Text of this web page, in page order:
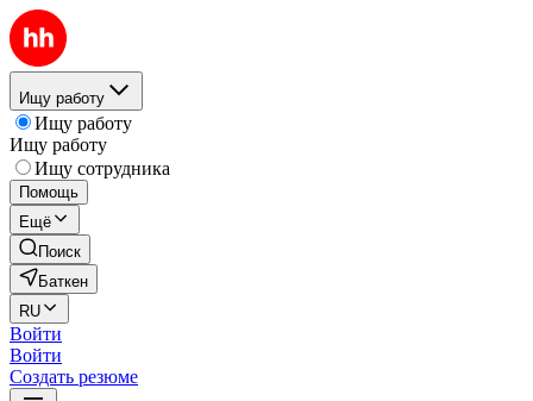
Ищу работу
Ищу работу
Ищу работу
Ищу сотрудника
Помощь
Ещё
Поиск
Баткен
RU
Войти
Войти
Создать резюме